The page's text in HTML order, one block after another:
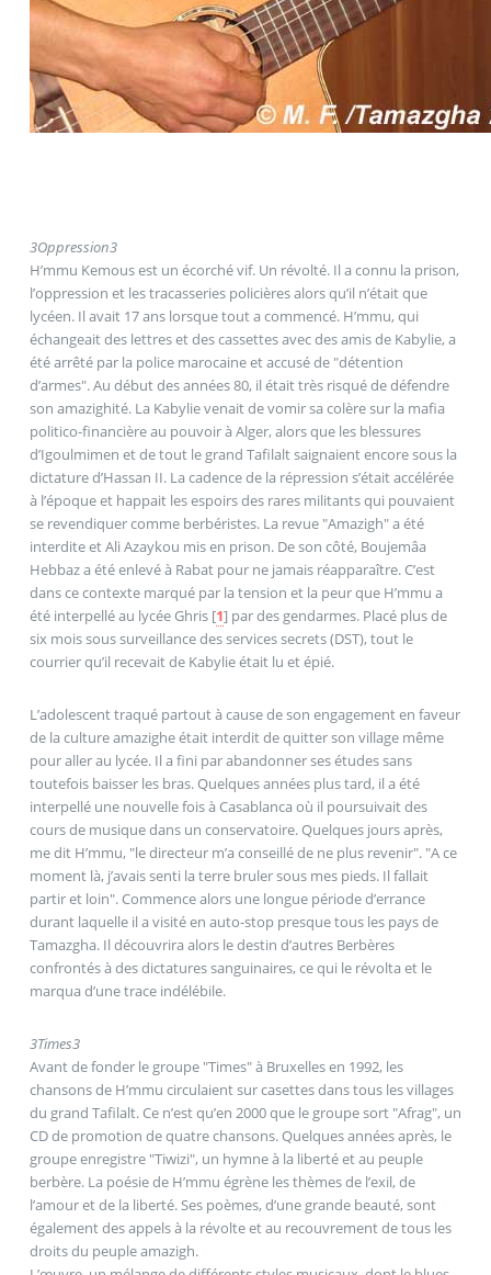
3Oppression3
H’mmu Kemous est un écorché vif. Un révolté. Il a connu la prison,
l’oppression et les tracasseries policières alors qu’il n’était que
lycéen. Il avait 17 ans lorsque tout a commencé. H’mmu, qui
échangeait des lettres et des cassettes avec des amis de Kabylie, a
été arrêté par la police marocaine et accusé de "détention
d’armes". Au début des années 80, il était très risqué de défendre
son amazighité. La Kabylie venait de vomir sa colère sur la mafia
politico-financière au pouvoir à Alger, alors que les blessures
d’Igoulmimen et de tout le grand Tafilalt saignaient encore sous la
dictature d’Hassan II. La cadence de la répression s’était accélérée
à l’époque et happait les espoirs des rares militants qui pouvaient
se revendiquer comme berbéristes. La revue "Amazigh" a été
interdite et Ali Azaykou mis en prison. De son côté, Boujemâa
Hebbaz a été enlevé à Rabat pour ne jamais réapparaître. C’est
dans ce contexte marqué par la tension et la peur que H’mmu a
été interpellé au lycée Ghris[1]par des gendarmes. Placé plus de
six mois sous surveillance des services secrets (DST), tout le
courrier qu’il recevait de Kabylie était lu et épié.
L’adolescent traqué partout à cause de son engagement en faveur
de la culture amazighe était interdit de quitter son village même
pour aller au lycée. Il a fini par abandonner ses études sans
toutefois baisser les bras. Quelques années plus tard, il a été
interpellé une nouvelle fois à Casablanca où il poursuivait des
cours de musique dans un conservatoire. Quelques jours après,
me dit H’mmu, "le directeur m’a conseillé de ne plus revenir". "A ce
moment là, j’avais senti la terre bruler sous mes pieds. Il fallait
partir et loin". Commence alors une longue période d’errance
durant laquelle il a visité en auto-stop presque tous les pays de
Tamazgha. Il découvrira alors le destin d’autres Berbères
confrontés à des dictatures sanguinaires, ce qui le révolta et le
marqua d’une trace indélébile.
3Times3
Avant de fonder le groupe "Times" à Bruxelles en 1992, les
chansons de H’mmu circulaient sur casettes dans tous les villages
du grand Tafilalt. Ce n’est qu’en 2000 que le groupe sort "Afrag", un
CD de promotion de quatre chansons. Quelques années après, le
groupe enregistre "Tiwizi", un hymne à la liberté et au peuple
berbère. La poésie de H’mmu égrène les thèmes de l’exil, de
l’amour et de la liberté. Ses poèmes, d’une grande beauté, sont
également des appels à la révolte et au recouvrement de tous les
droits du peuple amazigh.